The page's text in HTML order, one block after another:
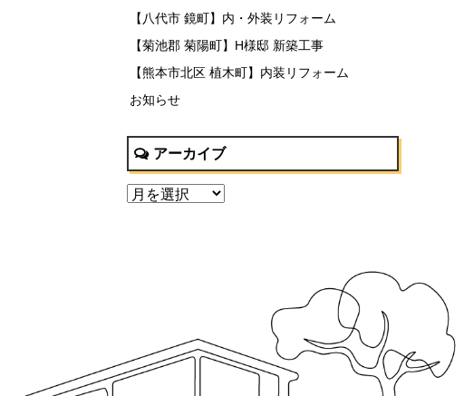
【八代市 鏡町】内・外装リフォーム
【菊池郡 菊陽町】H様邸 新築工事
【熊本市北区 植木町】内装リフォーム
お知らせ
アーカイブ